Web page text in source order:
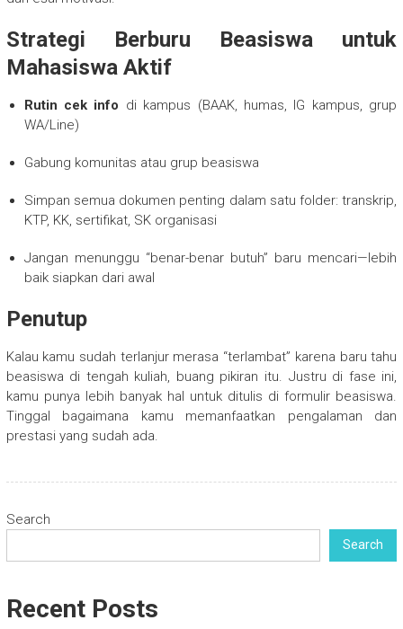
Strategi Berburu Beasiswa untuk
Mahasiswa Aktif
Rutin cek info di kampus (BAAK, humas, IG kampus, grup
WA/Line)
Gabung komunitas atau grup beasiswa
Simpan semua dokumen penting dalam satu folder: transkrip,
KTP, KK, sertifikat, SK organisasi
Jangan menunggu “benar-benar butuh” baru mencari—lebih
baik siapkan dari awal
Penutup
Kalau kamu sudah terlanjur merasa “terlambat” karena baru tahu
beasiswa di tengah kuliah, buang pikiran itu. Justru di fase ini,
kamu punya lebih banyak hal untuk ditulis di formulir beasiswa.
Tinggal bagaimana kamu memanfaatkan pengalaman dan
prestasi yang sudah ada.
Search
Search
Recent Posts